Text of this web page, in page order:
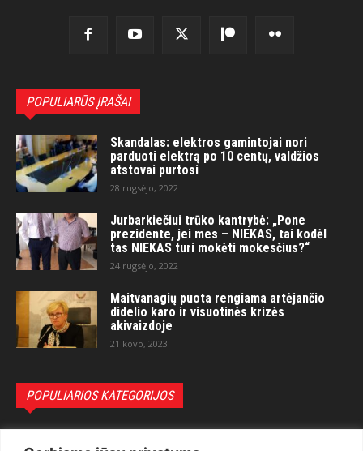
POPULIARŪS ĮRAŠAI
Skandalas: elektros gamintojai nori
parduoti elektrą po 10 centų, valdžios
atstovai purtosi
28 rugsėjo, 2022
Jurbarkiečiui trūko kantrybė: „Pone
prezidente, jei mes – NIEKAS, tai kodėl
tas NIEKAS turi mokėti mokesčius?“
24 rugsėjo, 2022
Maitvanagių puota rengiama artėjančio
didelio karo ir visuotinės krizės
akivaizdoje
21 kovo, 2023
POPULIARIOS KATEGORIJOS